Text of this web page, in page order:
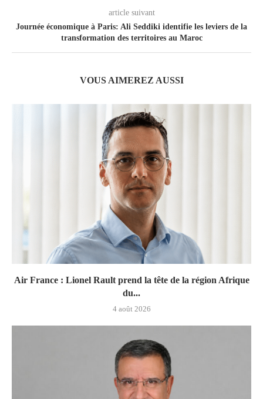
article suivant
Journée économique à Paris: Ali Seddiki identifie les leviers de la
transformation des territoires au Maroc
VOUS AIMEREZ AUSSI
Air France : Lionel Rault prend la tête de la région Afrique
du...
4 août 2026